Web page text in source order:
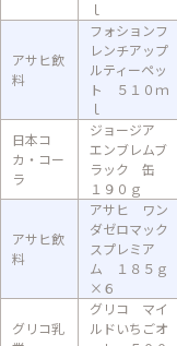
ｌ
アサヒ飲
料
フォションフ
レンチアップ
ルティーペッ
ト ５１０ｍ
ｌ
日本コ
カ・コー
ラ
ジョージア
エンブレムブ
ラック 缶
１９０ｇ
アサヒ飲
料
アサヒ ワン
ダゼロマック
スプレミア
ム １８５ｇ
×６
グリコ乳
グリコ マイ
ルドいちごオ